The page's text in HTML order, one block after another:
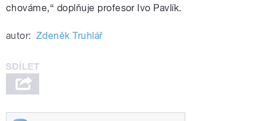
chováme,“ doplňuje profesor Ivo Pavlík.
autor: Zdeněk Truhlář